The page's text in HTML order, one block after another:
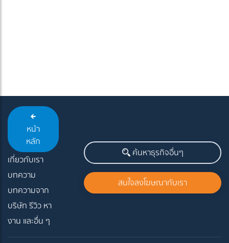
หน้า
หลัก
เกี่ยวกับเรา
บทความ
บทความจาก
บริษัท รีวิว หา
งาน และอื่น ๆ
ค้นหาธุรกิจอื่นๆ
สนใจลงโฆษณากับเรา